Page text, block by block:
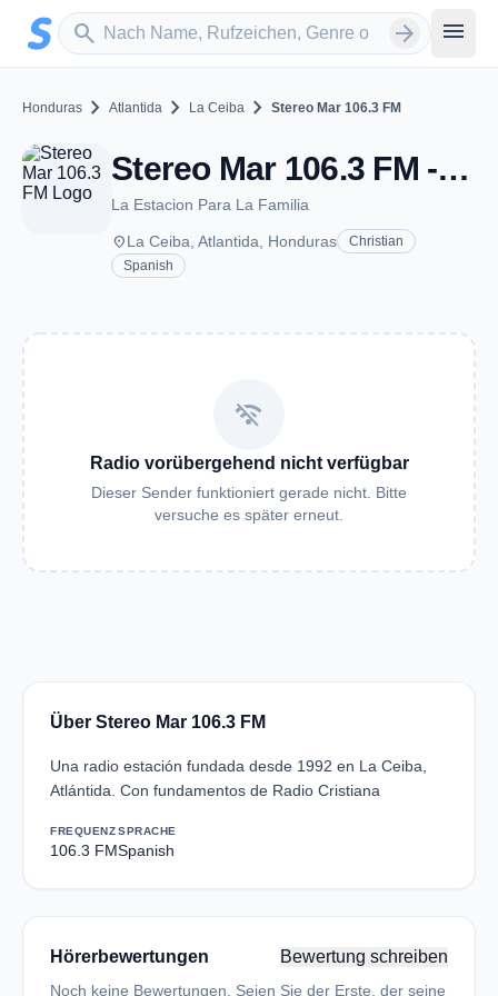
Zum Hauptinhalt springen
search
Sender suchen arrow_forward menu
Honduras chevron_right Atlantida chevron_right La Ceiba chevron_right Stereo Mar 106.3 FM
Stereo Mar 106.3 FM - FM 106.3 - La Ceiba
La Estacion Para La Familia
placeLa Ceiba, Atlantida, Honduras
Christian
Spanish
wifi_off
Radio vorübergehend nicht verfügbar
Dieser Sender funktioniert gerade nicht. Bitte
versuche es später erneut.
Über Stereo Mar 106.3 FM
Una radio estación fundada desde 1992 en La Ceiba,
Atlántida. Con fundamentos de Radio Cristiana
FREQUENZ
106.3 FM
SPRACHE
Spanish
Hörerbewertungen Bewertung schreiben
Noch keine Bewertungen. Seien Sie der Erste, der seine